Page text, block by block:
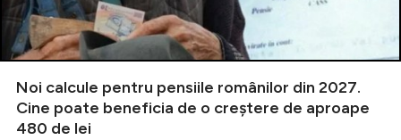
Noi calcule pentru pensiile românilor din 2027.
Cine poate beneficia de o creștere de aproape
480 de lei